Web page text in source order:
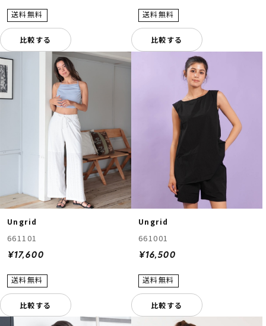
比較する 比較する
Ungrid
661101
¥17,600
比較する
Ungrid
661001
¥16,500
比較する